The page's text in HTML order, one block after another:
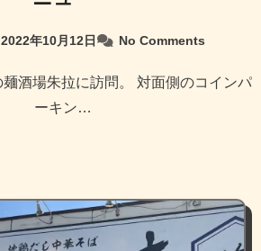
2022年10月12日 No Comments
ーキン…